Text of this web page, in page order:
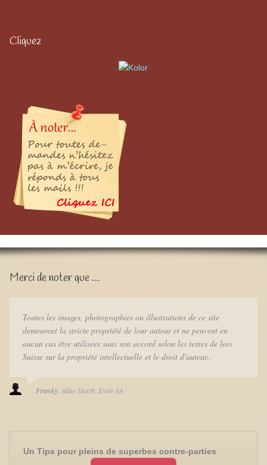
Cliquez
Merci de noter que …
Toutes les images, photographies ou illustrations de ce site
demeurent la stricte propriété de leur auteur et ne peuvent en
aucun cas être utilisées sans son accord selon les textes de lois
Suisse sur la propriété intellectuelle et le droit d'auteur..
Franky Alias Darth Eyelo SA
Un Tips pour pleins de superbes contre-parties